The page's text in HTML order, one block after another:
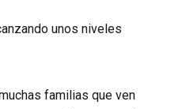
unos niveles
familias que ven